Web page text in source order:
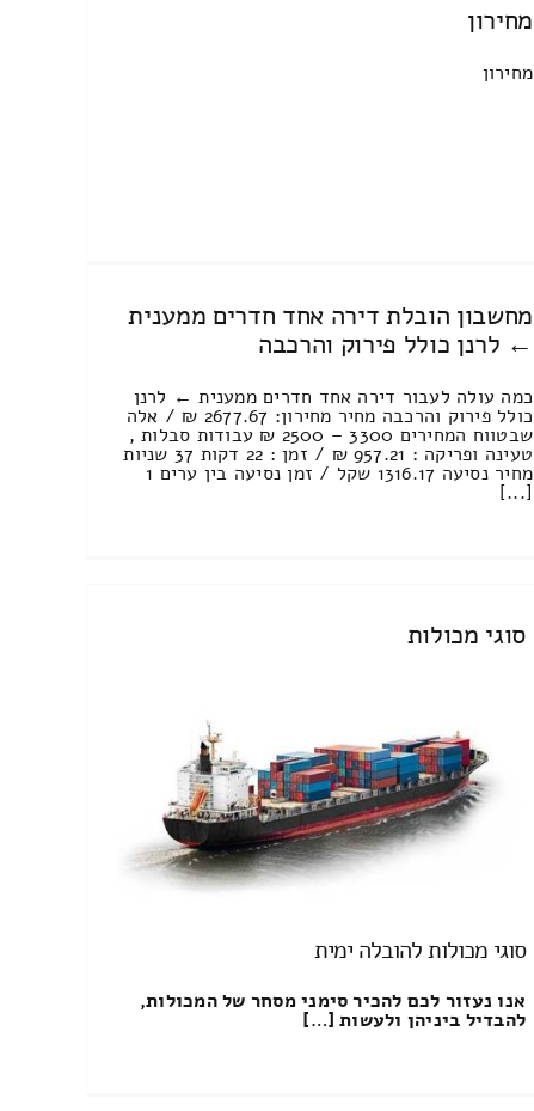
מחירון
מחירון
מחשבון הובלת דירה אחד חדרים ממענית
← לרנן כולל פירוק והרכבה
כמה עולה לעבור דירה אחד חדרים ממענית ← לרנן
כולל פירוק והרכבה מחיר מחירון: 2677.67 ₪ / אלה
שבטווח המחירים 3300 – 2500 ₪ עבודות סבלות ,
טעינה ופריקה : 957.21 ₪ / זמן : 22 דקות 37 שניות
מחיר נסיעה 1316.17 שקל / זמן נסיעה בין ערים 1
[...]
סוגי מכולות
סוגי מכולות להובלה ימית
אנו נעזור לכם להכיר סימני מסחר של המכולות,
להבדיל ביניהן ולעשות […]